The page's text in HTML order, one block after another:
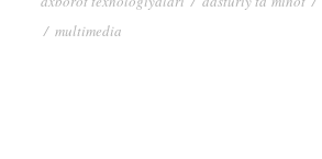
/ multimedia